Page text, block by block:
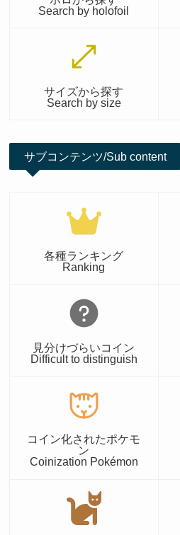
Search by holofoil
サイズから探す
Search by size
サブコンテンツ/Sub content
各種ランキング
Ranking
見分けづらいコイン
Difficult to distinguish
コイン化されたポケモ
ン
Coinization Pokémon